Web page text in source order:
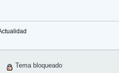
Tema bloqueado